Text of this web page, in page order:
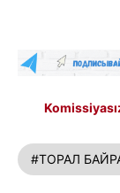
#ТОРАЛ